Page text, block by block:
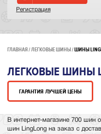
Регистрация
ГЛАВНАЯ ЛЕГКОВЫЕ ШИНЫ ШИНЫ
ЛЕГКОВЫЕ ШИНЫ
ГАРАНТИЯ ЛУЧШЕЙ ЦЕНЫ
В интернет-магазине 700 шин
шин LingLong на заказ с